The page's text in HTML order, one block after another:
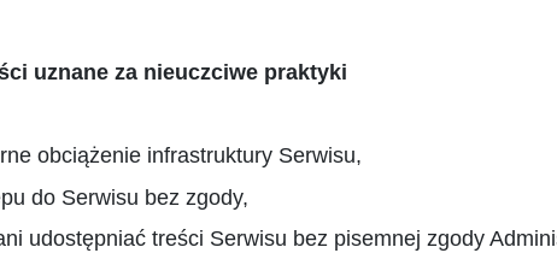
uznane za nieuczciwe praktyki
obciążenie infrastruktury Serwisu,
do Serwisu bez zgody,
udostępniać treści Serwisu bez pisemnej zgody